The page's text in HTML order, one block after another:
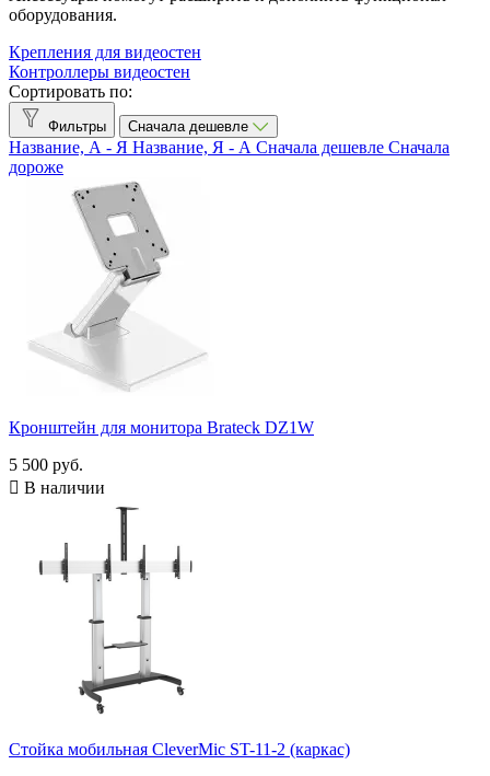
Brateck
Максимальная диагональ дисплея (дюйм)
60 1
Тип крепления
Напольное
Настольное
Количество устанавливаемых дисплеев (шт.)
1
2 1
Показать товары
оборудования.
Крепления для видеостен
Контроллеры видеостен
Сортировать по:
Фильтры Сначала дешевле
Название, А - Я Название, Я - А Сначала дешевле Сначала
дороже
Кронштейн для монитора Brateck DZ1W
5 500 руб.
 В наличии
Стойка мобильная CleverMic ST-11-2 (каркас)